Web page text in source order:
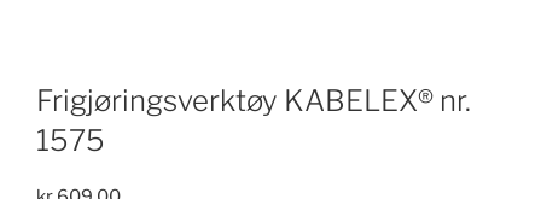
Frigjøringsverktøy KABELEX® nr.
1575